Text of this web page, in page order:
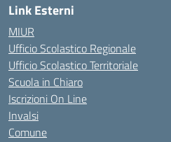
Link Esterni
MIUR
Ufficio Scolastico Regionale
Ufficio Scolastico Territoriale
Scuola in Chiaro
Iscrizioni On Line
Invalsi
Comune